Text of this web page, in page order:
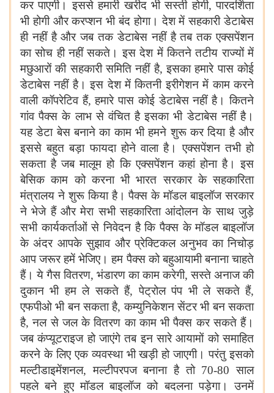
कर पाएगी। इससे हमारी खरीद भी सस्ती होगी, पारदर्शिता
भी होगी और करप्शन भी बंद होगा। देश में सहकारी डेटाबेस
ही नहीं है और जब तक डेटाबेस नहीं है तब तक एक्सपेंशन
का सोच ही नहीं सकते। इस देश में कितने तटीय राज्यों में
मछुआरों की सहकारी समिति नहीं है, इसका हमारे पास कोई
डेटाबेस नहीं है। इस देश में कितनी इरीगेशन में काम करने
वाली कॉपरेटिव हैं, हमारे पास कोई डेटाबेस नहीं है। कितने
गांव पैक्स के लाभ से वंचित है इसका भी डेटाबेस नहीं है।
यह डेटा बेस बनाने का काम भी हमने शुरू कर दिया है और
इससे बहुत बड़ा फायदा होने वाला है। एक्सपेंशन तभी हो
सकता है जब मालूम हो कि एक्सपेंशन कहां होना है। इस
बेसिक काम को करना भी भारत सरकार के सहकारिता
मंत्रालय ने शुरू किया है। पैक्स के मॉडल बाइलॉज सरकार
ने भेजे हैं और मेरा सभी सहकारिता आंदोलन के साथ जुड़े
सभी कार्यकर्ताओं से निवेदन है कि पैक्स के मॉडल बाइलॉज
के अंदर आपके सुझाव और प्रेक्टिकल अनुभव का निचोड़
आप जरूर हमें भेजिए। हम पैक्स को बहुआयामी बनाना चाहते
हैं। ये गैस वितरण, भंडारण का काम करेगी, सस्ते अनाज की
दुकान भी हम ले सकते हैं, पेट्रोल पंप भी ले सकते हैं,
एफपीओ भी बन सकता है, कम्युनिकेशन सेंटर भी बन सकता
है, नल से जल के वितरण का काम भी पैक्स कर सकते हैं।
जब कंप्यूटराइज हो जाएंगे तब इन सारे आयामों को समाहित
करने के लिए एक व्यवस्था भी खड़ी हो जाएगी। परंतु इसको
मल्टीडाइमेंशनल, मल्टीपरपज बनाना है तो 70-80 साल
पहले बने हुए मॉडल बाइलॉज को बदलना पड़ेगा। उनमें